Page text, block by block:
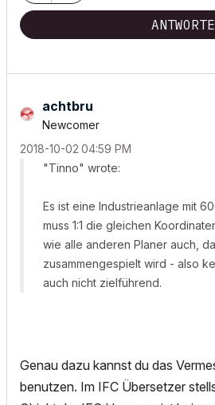
achtbru
Newcomer
‎2018-10-02 04:59 PM
"Tinno" wrote:
Es ist eine Industrieanlage mit
muss 1:1 die gleichen
wie alle anderen Planer auch,
zusammengespielt wird - also
auch nicht zielführend.
Genau dazu kannst du das
benutzen. Im IFC Übersetzer